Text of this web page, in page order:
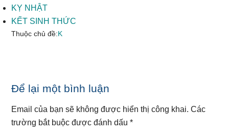
KỴ NHẬT
KẾT SINH THỨC
Thuộc chủ đề:K
Reader
Interactions
Để lại một bình luận
Email của bạn sẽ không được hiển thị công khai. Các
trường bắt buộc được đánh dấu*